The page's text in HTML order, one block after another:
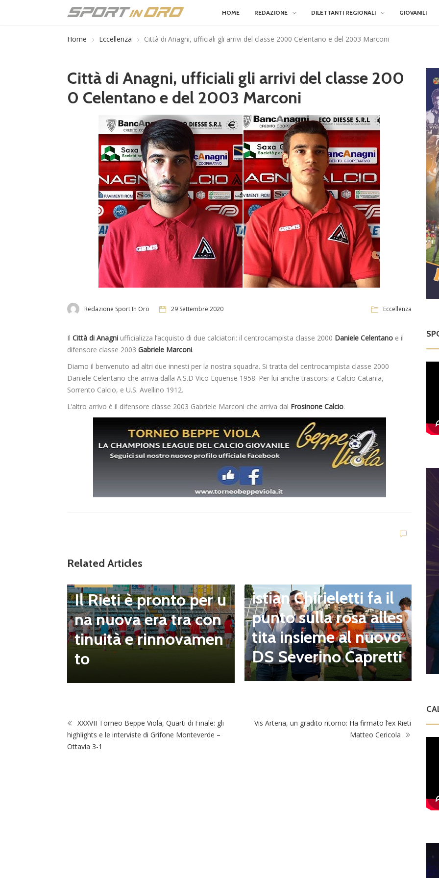
HOME REDAZIONE DILETTANTI REGIONALI GIOVANILI
Home Eccellenza Città di Anagni, ufficiali gli arrivi del classe 2000 Celentano e del 2003 Marconi
Città di Anagni, ufficiali gli arrivi del classe 200
0 Celentano e del 2003 Marconi
Redazione Sport In Oro 29 Settembre 2020 Eccellenza
Il Città di Anagni ufficializza l’acquisto di due calciatori: il centrocampista classe 2000 Daniele Celentano e il
difensore classe 2003 Gabriele Marconi.
Diamo il benvenuto ad altri due innesti per la nostra squadra. Si tratta del centrocampista classe 2000
Daniele Celentano che arriva dalla A.S.D Vico Equense 1958. Per lui anche trascorsi a Calcio Catania,
Sorrento Calcio, e U.S. Avellino 1912.
L’altro arrivo è il difensore classe 2003 Gabriele Marconi che arriva dal Frosinone Calcio.
Related Articles
Il Rieti è pronto per u
na nuova era tra con
tinuità e rinnovamen
to
istian Chirieletti fa il
punto sulla rosa alles
tita insieme al nuovo
DS Severino Capretti
XXXVII Torneo Beppe Viola, Quarti di Finale: gli
highlights e le interviste di Grifone Monteverde –
Ottavia 3-1
Vis Artena, un gradito ritorno: Ha firmato l’ex Rieti
Matteo Cericola